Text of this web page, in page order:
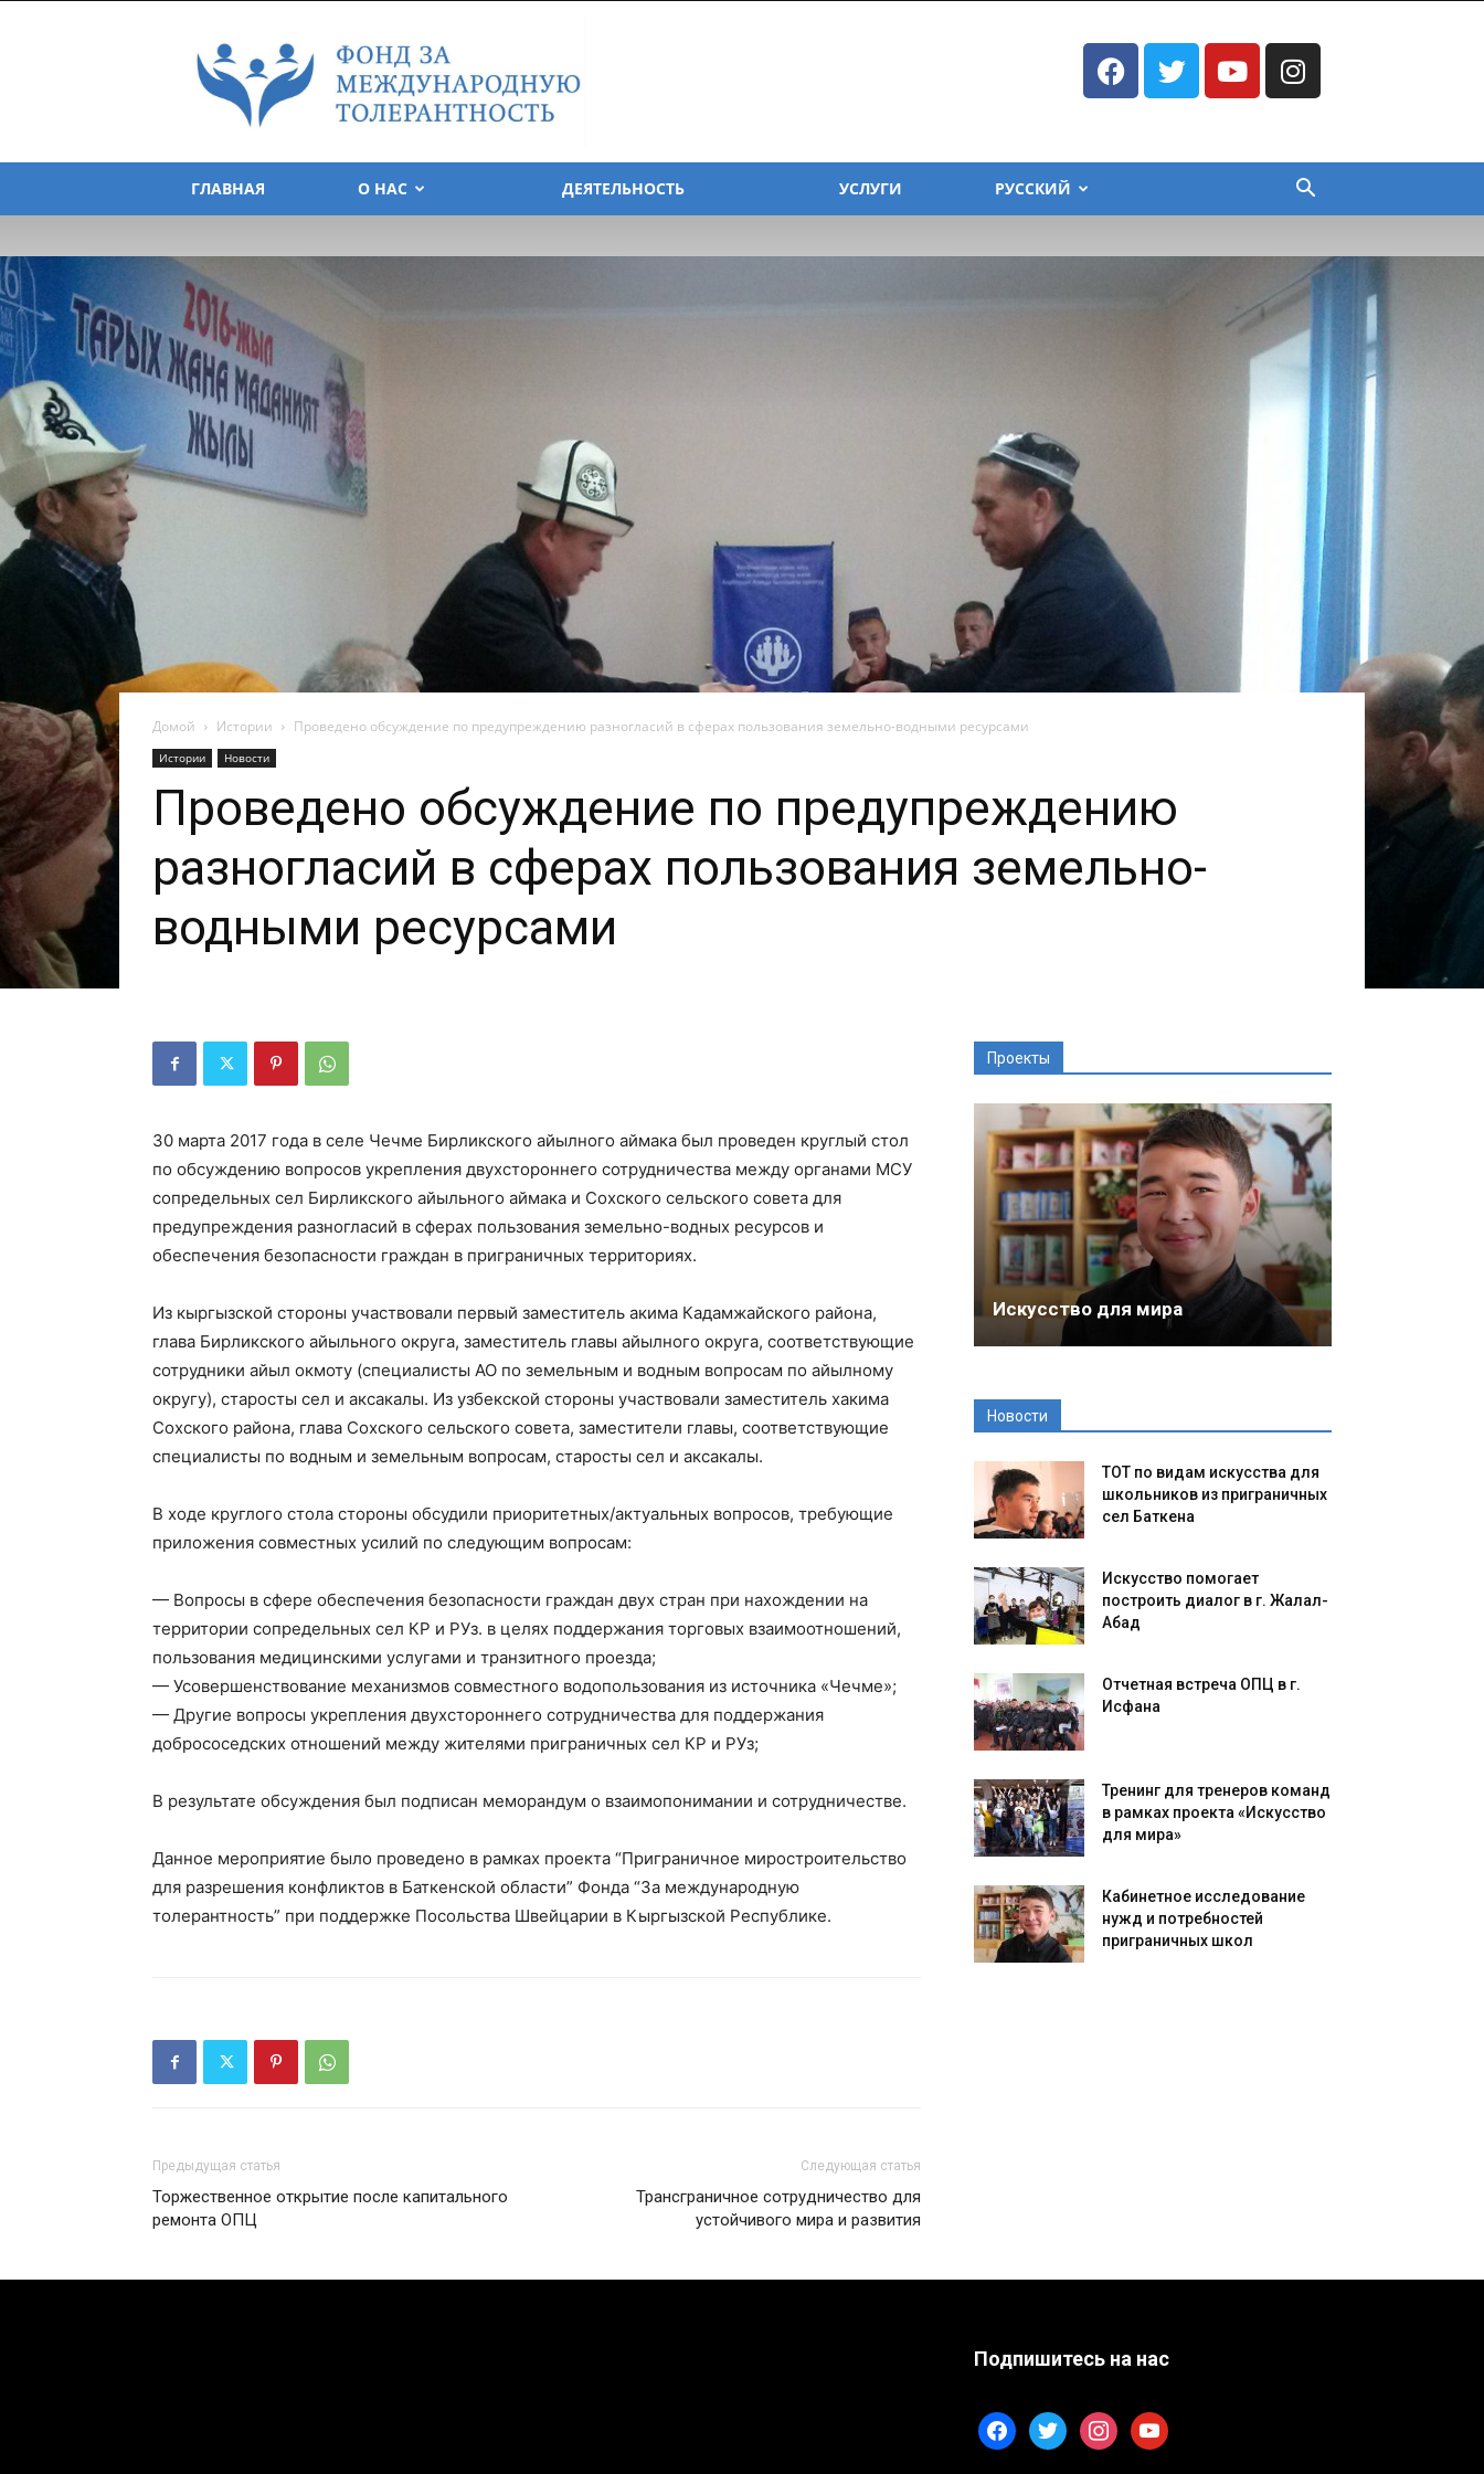
Foundation
for
Tolerance
International
ГЛАВНАЯ О НАС ДЕЯТЕЛЬНОСТЬ УСЛУГИ РУССКИЙ
Домой Истории Проведено обсуждение по предупреждению разногласий в сферах пользования земельно-водными ресурсами
Истории Новости
Проведено обсуждение по предупреждению
разногласий в сферах пользования земельно-
водными ресурсами
30 марта 2017 года в селе Чечме Бирликского айылного аймака был проведен круглый стол
по обсуждению вопросов укрепления двухстороннего сотрудничества между органами МСУ
сопредельных сел Бирликского айыльного аймака и Сохского сельского совета для
предупреждения разногласий в сферах пользования земельно-водных ресурсов и
обеспечения безопасности граждан в приграничных территориях.
Из кыргызской стороны участвовали первый заместитель акима Кадамжайского района,
глава Бирликского айыльного округа, заместитель главы айылного округа, соответствующие
сотрудники айыл окмоту (специалисты АО по земельным и водным вопросам по айылному
округу), старосты сел и аксакалы. Из узбекской стороны участвовали заместитель хакима
Сохского района, глава Сохского сельского совета, заместители главы, соответствующие
специалисты по водным и земельным вопросам, старосты сел и аксакалы.
В ходе круглого стола стороны обсудили приоритетных/актуальных вопросов, требующие
приложения совместных усилий по следующим вопросам:
— Вопросы в сфере обеспечения безопасности граждан двух стран при нахождении на
территории сопредельных сел КР и РУз. в целях поддержания торговых взаимоотношений,
пользования медицинскими услугами и транзитного проезда;
— Усовершенствование механизмов совместного водопользования из источника «Чечме»;
— Другие вопросы укрепления двухстороннего сотрудничества для поддержания
добрососедских отношений между жителями приграничных сел КР и РУз;
В результате обсуждения был подписан меморандум о взаимопонимании и сотрудничестве.
Данное мероприятие было проведено в рамках проекта “Приграничное миростроительство
для разрешения конфликтов в Баткенской области” Фонда “За международную
толерантность” при поддержке Посольства Швейцарии в Кыргызской Республике.
Предыдущая статья
Торжественное открытие после капитального
ремонта ОПЦ
Следующая статья
Трансграничное сотрудничество для
устойчивого мира и развития
Проекты
Искусство для мира
Новости
ТОТ по видам искусства для
школьников из приграничных
сел Баткена
Искусство помогает
построить диалог в г. Жалал-
Абад
Отчетная встреча ОПЦ в г.
Исфана
Тренинг для тренеров команд
в рамках проекта «Искусство
для мира»
Кабинетное исследование
нужд и потребностей
приграничных школ
Подпишитесь на нас